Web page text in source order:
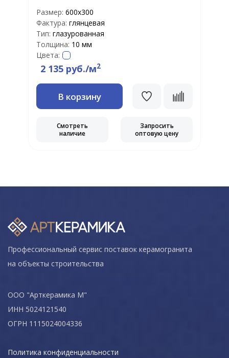
Размер: 600х300
Фактура: глянцевая
Тип: глазурованная
Толщина: 10 мм
Цвета:
2 135 руб./м2
В корзину
Смотреть
наличие
Запросить
оптовую цену
Профессиональный сервис поставок керамогранита
на объекты строительства
ООО "Арткерамика М"
ИНН 5024121540
ОГРН 1115024004336
Политика конфиденциальности